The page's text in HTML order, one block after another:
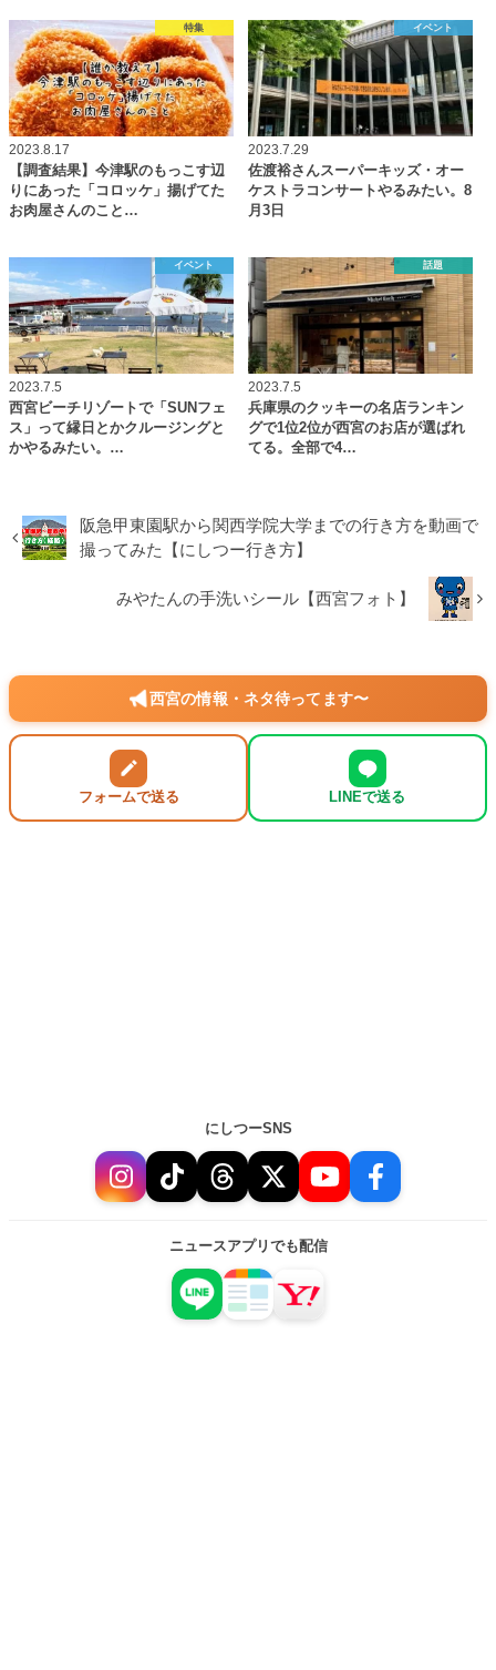
特集
2023.8.17
【調査結果】今津駅のもっこす辺
りにあった「コロッケ」揚げてた
お肉屋さんのこと…
イベント
2023.7.29
佐渡裕さんスーパーキッズ・オー
ケストラコンサートやるみたい。8
月3日
イベント
2023.7.5
西宮ビーチリゾートで「SUNフェ
ス」って縁日とかクルージングと
かやるみたい。…
話題
2023.7.5
兵庫県のクッキーの名店ランキン
グで1位2位が西宮のお店が選ばれ
てる。全部で4…
阪急甲東園駅から関西学院大学までの行き方を動画で
撮ってみた【にしつー行き方】
みやたんの手洗いシール【西宮フォト】
西宮の情報・ネタ待ってます〜
フォームで送る LINEで送る
にしつーSNS
ニュースアプリでも配信